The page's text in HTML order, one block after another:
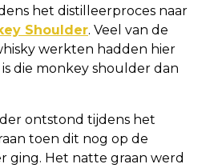
het distilleerproces naar
Shoulder. Veel van de
werkten hadden hier
is die monkey shoulder dan
ontstond tijdens het
toen dit nog op de
ging. Het natte graan werd